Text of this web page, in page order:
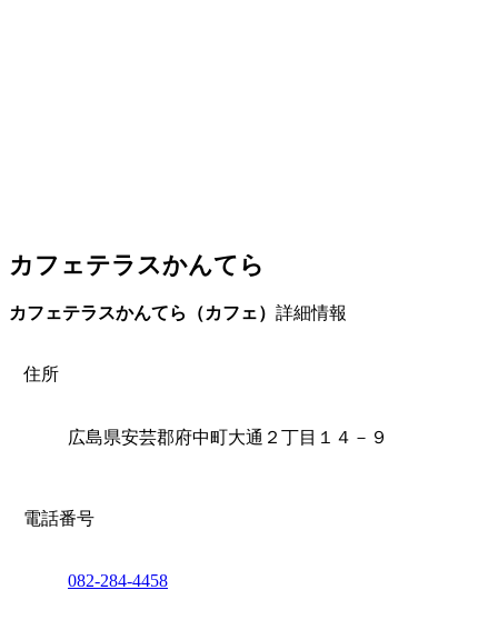
カフェテラスかんてら
カフェテラスかんてら（カフェ） 詳細情報
住所
広島県安芸郡府中町大通２丁目１４－９
電話番号
082-284-4458